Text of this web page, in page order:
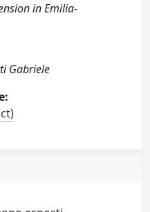
in Emilia-
Gabriele